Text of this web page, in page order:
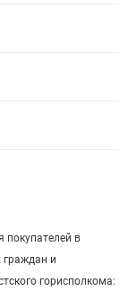
в
граждан и
горисполкома: